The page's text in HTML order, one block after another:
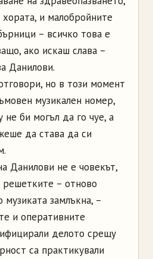
и малобройните
– всичко това е
ако искаш слава –
Данилови.
но в този момент
музикален номер,
не би могъл да го чуе, а
да става да си
Данилови не е човекът,
решетките – отново
музиката замлъкна, –
и оперативните
делото срещу
са практикували